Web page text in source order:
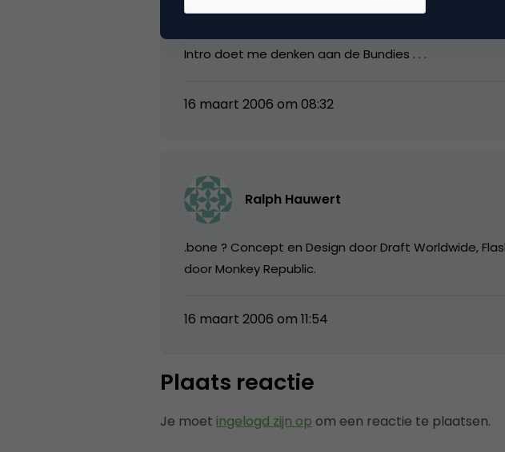
Intro doet me denken aan de Bundies . . .
16 maart 2006 om 08:32
Ralph Hauwert
.bone ? Concept en Design door Draft Worldwide,
door Monkey Republic.
16 maart 2006 om 11:54
Plaats reactie
Je moet ingelogd zijn op om een reactie te plaatsen.